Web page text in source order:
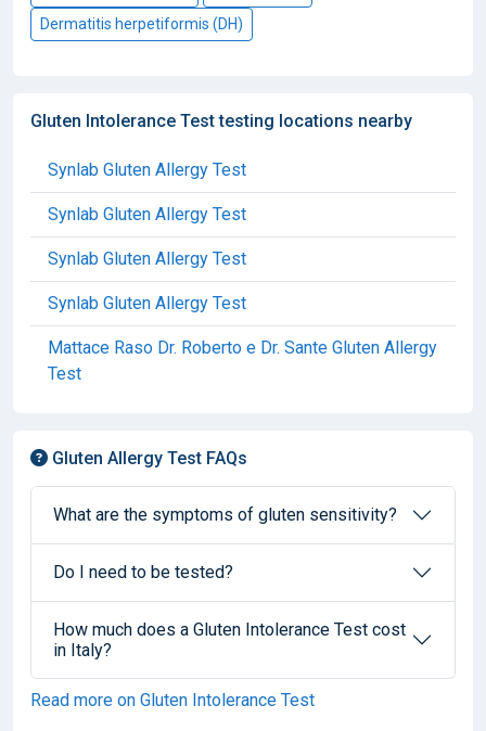
Dermatitis herpetiformis (DH)
Gluten Intolerance Test testing locations nearby
Synlab Gluten Allergy Test
Synlab Gluten Allergy Test
Synlab Gluten Allergy Test
Synlab Gluten Allergy Test
Mattace Raso Dr. Roberto e Dr. Sante Gluten Allergy
Test
Gluten Allergy Test FAQs
What are the symptoms of gluten sensitivity?
Do I need to be tested?
How much does a Gluten Intolerance Test cost
in Italy?
Read more on Gluten Intolerance Test